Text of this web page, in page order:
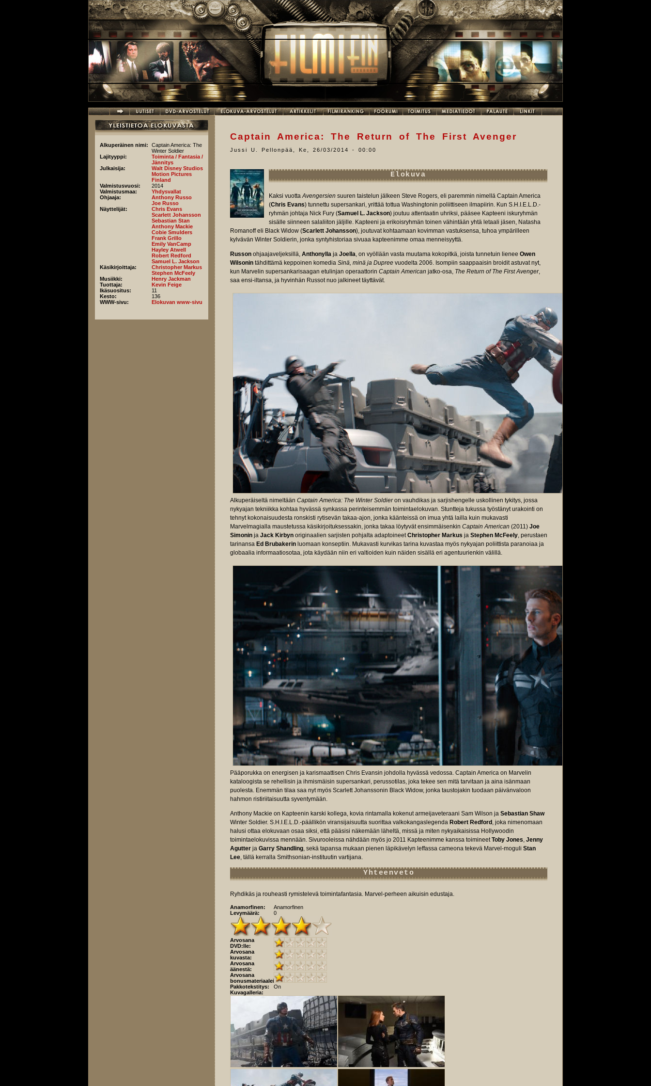
Alkuperäinen nimi:
Captain America: The
Winter Soldier
Lajityyppi:
Toiminta / Fantasia /
Jännitys
Julkaisija:
Walt Disney Studios
Motion Pictures
Finland
Valmistusvuosi:
2014
Valmistusmaa:
Yhdysvallat
Ohjaaja:
Anthony Russo
Joe Russo
Näyttelijät:
Chris Evans
Scarlett Johansson
Sebastian Stan
Anthony Mackie
Cobie Smulders
Frank Grillo
Emily VanCamp
Hayley Atwell
Robert Redford
Samuel L. Jackson
Käsikirjoittaja:
Christopher Markus
Stephen McFeely
Musiikki:
Henry Jackman
Tuottaja:
Kevin Feige
Ikäsuositus:
11
Kesto:
136
WWW-sivu:
Elokuvan www-sivu
Captain America: The Return of The First Avenger
Jussi U. Pellonpää Ke, 26/03/2014 - 00:00
Elokuva
Kaksi vuottaAvengersien suuren taistelun jälkeen Steve Rogers, eli paremmin nimellä Captain America
(Chris Evans) tunnettu supersankari, yrittää tottua Washingtonin poliittiseen ilmapiirin. Kun S.H.I.E.L.D.-
ryhmän johtaja Nick Fury (Samuel L. Jackson) joutuu attentaatin uhriksi, pääsee Kapteeni iskuryhmän
sisälle siinneen salaliiton jäljille. Kapteeni ja erikoisryhmän toinen vähintään yhtä letaali jäsen, Natasha
Romanoff eli Black Widow (Scarlett Johansson), joutuvat kohtaamaan kovimman vastuksensa, tuhoa ympärilleen
kylvävän Winter Soldierin, jonka syntyhistoriaa sivuaa kapteenimme omaa menneisyyttä.
Russon ohjaajaveljeksillä, Anthonylla ja Joella, on vyöllään vasta muutama kokopitkä, joista tunnetuin lienee Owen
Wilsonin tähdittämä keppoinen komedia Sinä, minä ja Dupree vuodelta 2006. Isompiin saappaaisin broidit astuvat nyt,
kun Marvelin supersankarisaagan etulinjan operaattorin Captain American jatko-osa, The Return of The First Avenger,
saa ensi-iltansa, ja hyvinhän Russot nuo jalkineet täyttävät.
Alkuperäiseltä nimeltään Captain America: The Winter Soldieron vauhdikas ja sarjishengelle uskollinen tykitys, jossa
nykyajan tekniikka kohtaa hyvässä synkassa perinteisemmän toimintaelokuvan. Stuntteja tukussa työstänyt urakointi on
tehnyt kokonaisuudesta ronskisti rytisevän takaa-ajon, jonka käänteissä on imua yhtä lailla kuin mukavasti
Marvelmagialla maustetussa käsikirjoituksessakin, jonka takaa löytyvät ensimmäisenkin Captain American (2011) Joe
Simonin ja Jack Kirbyn originaalien sarjisten pohjalta adaptoineetChristopher Markus ja Stephen McFeely, perustaen
tarinansa Ed Brubakerin luomaan konseptiin. Mukavasti kurvikas tarina kuvastaa myös nykyajan poliittista paranoiaa ja
globaalia informaatiosotaa, jota käydään niin eri valtioiden kuin näiden sisällä eri agentuurienkin välillä.
Pääporukka on energisen ja karismaattisen Chris Evansin johdolla hyvässä vedossa. Captain America on Marvelin
kataloogista se rehellisin ja ihmismäisin supersankari, perussotilas, joka tekee sen mitä tarvitaan ja aina isänmaan
puolesta. Enemmän tilaa saa nyt myös Scarlett Johanssonin Black Widow, jonka taustojakin tuodaan päivänvaloon
hahmon ristiriitaisuutta syventymään.
Anthony Mackie on Kapteenin karski kollega, kovia rintamalla kokenut armeijaveteraani Sam Wilson ja Sebastian Shaw
Winter Soldier. S.H.I.E.L.D.-päällikön viransijaisuutta suorittaa valkokangaslegenda Robert Redford , joka nimenomaan
halusi ottaa elokuvaan osaa siksi, että pääsisi näkemään läheltä, missä ja miten nykyaikaisissa Hollywoodin
toimintaelokuvissa mennään. Sivurooleissa nähdään myös jo 2011 Kapteenimme kanssa toimineetToby Jones, Jenny
Agutter ja Garry Shandling, sekä tapansa mukaan pienen läpikävelyn leffassa cameona tekevä Marvel-moguli Stan
Lee, tällä kerralla Smithsonian-instituutin vartijana.
Yhteenveto
Ryhdikäs ja rouheasti rymistelevä toimintafantasia. Marvel-perheen aikuisin edustaja.
Anamorfinen:
Anamorfinen
Levymäärä:
0
Arvosana
DVD:lle:
Arvosana
kuvasta:
Arvosana
äänestä:
Arvosana
bonusmateriaaleista:
Pakkotekstitys:
On
Kuvagalleria: